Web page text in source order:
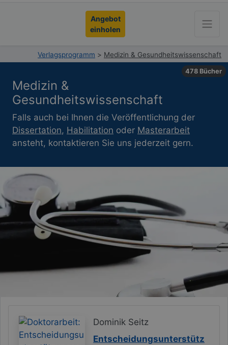
Angebot
einholen
Verlagsprogramm > Medizin & Gesundheitswissenschaft
478 Bücher
Medizin &
Gesundheitswissenschaft
Falls auch bei Ihnen die Veröffentlichung der
Dissertation, Habilitation oder Masterarbeit
ansteht, kontaktieren Sie uns jederzeit gern.
Dominik Seitz
Entscheidungsunterstütz